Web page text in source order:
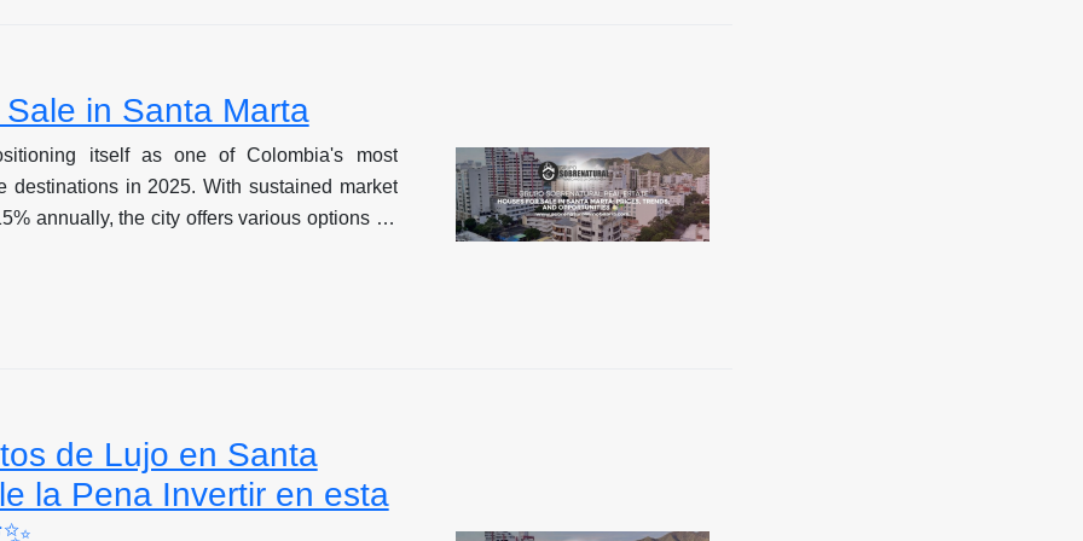
están transformando el panorama
oportunidades únicas en este paraíso
in Santa Marta
itself as one of Colombia's most
destinations in 2025. With sustained market
annually, the city offers various options for
From colonial houses in the Historic Center
Pozos Colorados, the range of prices and
paradise.
de Lujo en Santa
la Pena Invertir en esta